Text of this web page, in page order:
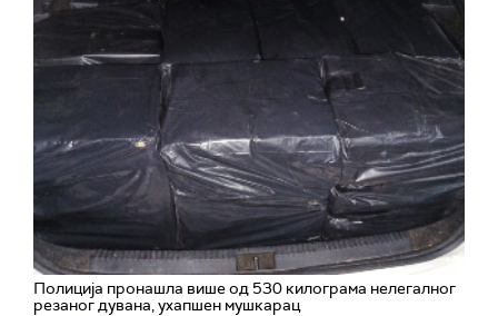
Полиција пронашла више од 530 килограма нелегалног
резаног дувана, ухапшен мушкарац